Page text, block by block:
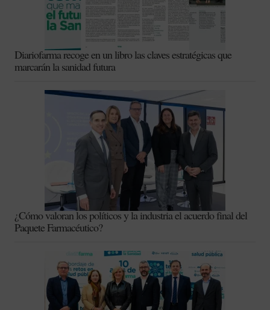
Diariofarma recoge en un libro las claves estratégicas que
marcarán la sanidad futura
¿Cómo valoran los políticos y la industria el acuerdo final del
Paquete Farmacéutico?